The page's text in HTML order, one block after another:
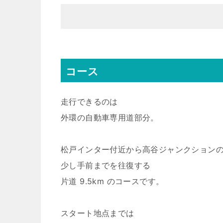
コース
走行できるのは
外環の自動車専用道部分。
松戸インター付近から高谷ジャンクション
少し手前までを往復する
片道 9.5km のコースです。
スタート地点までは